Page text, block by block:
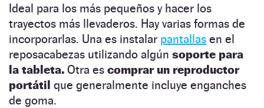
Ideal para los más pequeños y hacer los
trayectos más llevaderos. Hay varias formas de
incorporarlas. Una es instalar pantallas en el
reposacabezas utilizando algún soporte para
la tableta. Otra es comprar un reproductor
portátil que generalmente incluye enganches
de goma.